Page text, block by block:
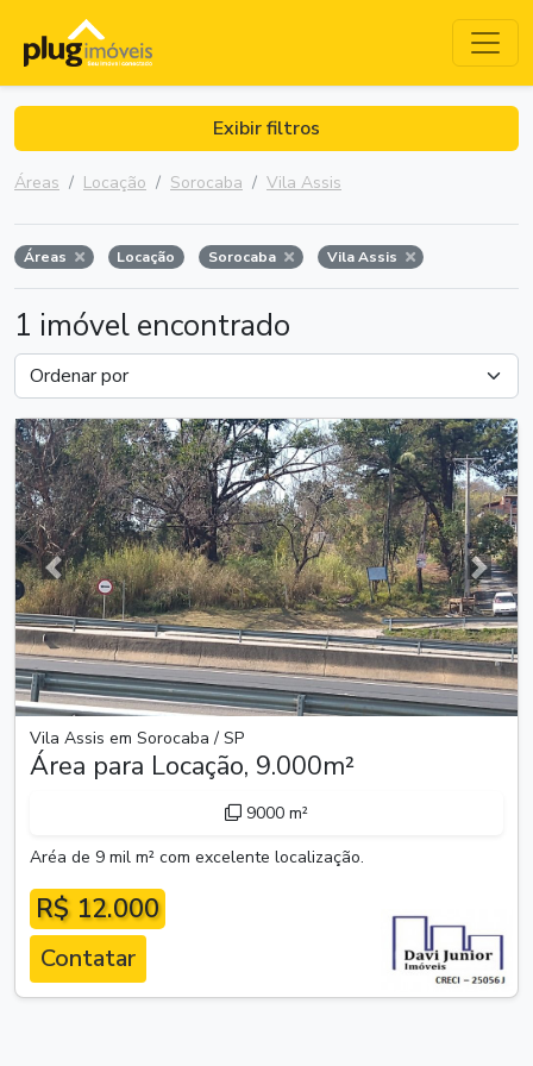
Exibir filtros
Áreas Locação Sorocaba Vila Assis
Áreas Locação Sorocaba Vila Assis
1 imóvel encontrado
Anterior
Vila Assis em Sorocaba / SP
Área para Locação, 9.000m²
9000 m²
Aréa de 9 mil m² com excelente localização.
R$ 12.000
Contatar